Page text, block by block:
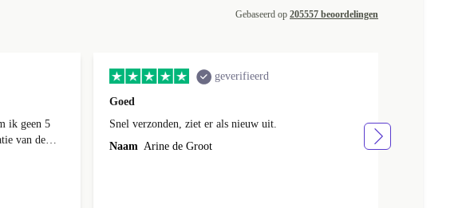
Gebaseerd op 205557 beoordelingen
ik geen 5
van de
geverifieerd
Goed
Snel verzonden, ziet er als nieuw uit.
Naam Arine de Groot